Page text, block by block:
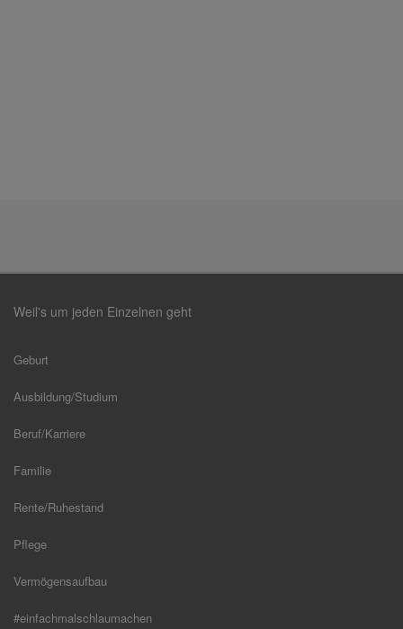
Weil's um jeden Einzelnen geht
Geburt
Ausbildung/Studium
Beruf/Karriere
Familie
Rente/Ruhestand
Pflege
Vermögensaufbau
#einfachmalschlaumachen